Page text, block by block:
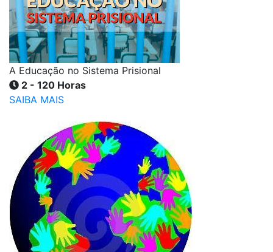
A Educação no Sistema Prisional
2 - 120 Horas
SAIBA MAIS